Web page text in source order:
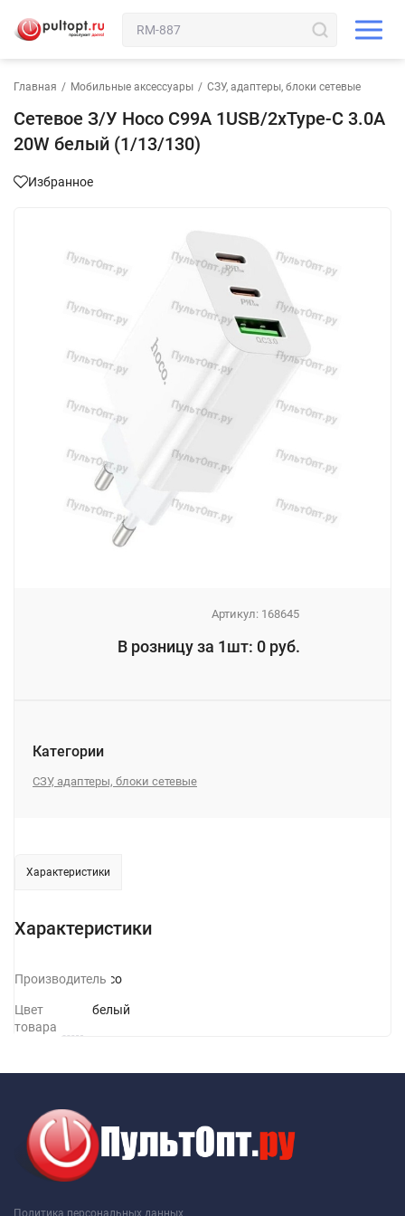
Главная / Мобильные аксессуары / СЗУ, адаптеры, блоки сетевые
Сетевое З/У Hoco C99A 1USB/2xType-C 3.0A
20W белый (1/13/130)
Избранное
Артикул: 168645
В розницу за 1шт: 0 руб.
Категории
СЗУ, адаптеры, блоки сетевые
Характеристики
Характеристики
ПроизводительHoco
Цвет
товара
белый
Политика персональных данных